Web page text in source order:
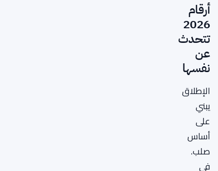
أرقام
2026
تتحدث
عن
نفسها
الإطلاق
يبني
على
أساس
صلب.
في